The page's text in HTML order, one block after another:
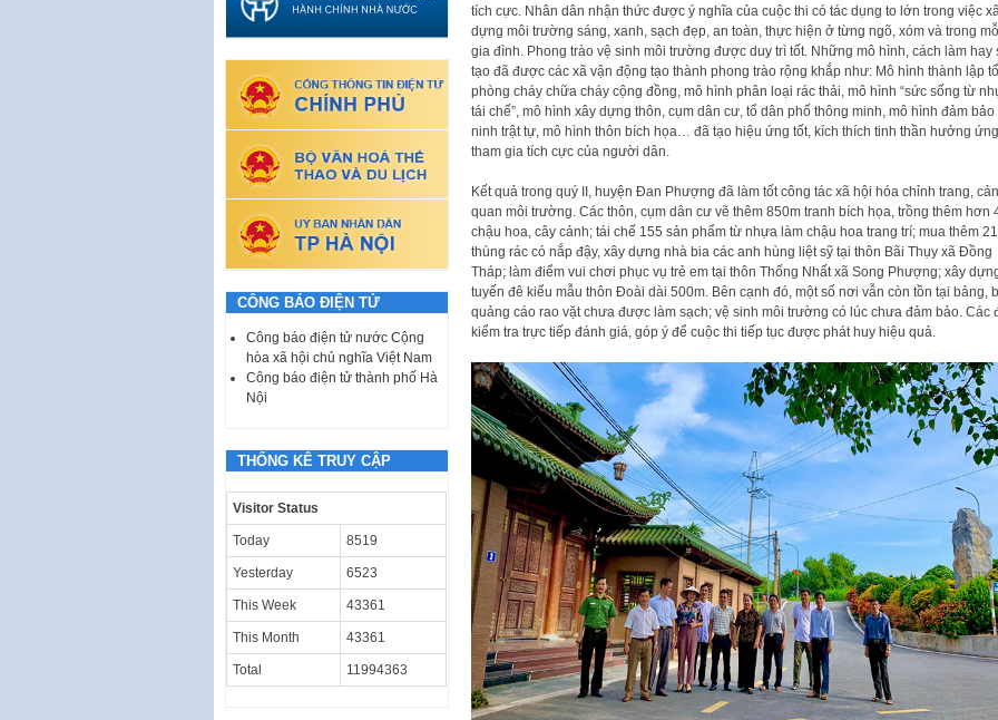
tích cực. Nhân dân nhận thức được ý nghĩa của cuộc thi có tác dụng to lớn trong việc
dựng môi trường sáng, xanh, sạch đẹp, an toàn, thực hiện ở từng ngõ, xóm và trong
gia đình. Phong trào vệ sinh môi trường được duy trì tốt. Những mô hình, cách làm hay
tạo đã được các xã vận động tạo thành phong trào rộng khắp như: Mô hình thành lập tổ
phòng cháy chữa cháy cộng đồng, mô hình phân loại rác thải, mô hình “sức sống từ
tái chế”, mô hình xây dựng thôn, cụm dân cư, tổ dân phố thông minh, mô hình đảm bảo
ninh trật tự, mô hình thôn bích họa… đã tạo hiệu ứng tốt, kích thích tinh thần hưởng ứng,
tham gia tích cực của người dân.
Kết quả trong quý II, huyện Đan Phượng đã làm tốt công tác xã hội hóa chỉnh trang,
quan môi trường. Các thôn, cụm dân cư vẽ thêm 850m tranh bích họa, trồng thêm hơn
chậu hoa, cây cảnh; tái chế 155 sản phẩm từ nhựa làm chậu hoa trang trí; mua thêm
thùng rác có nắp đậy, xây dựng nhà bia các anh hùng liệt sỹ tại thôn Bãi Thụy xã Đồng
Tháp; làm điểm vui chơi phục vụ trẻ em tại thôn Thống Nhất xã Song Phượng; xây
tuyến đê kiểu mẫu thôn Đoài dài 500m. Bên cạnh đó, một số nơi vẫn còn tồn tại bảng,
quảng cáo rao vặt chưa được làm sạch; vệ sinh môi trường có lúc chưa đảm bảo. Các
kiểm tra trực tiếp đánh giá, góp ý để cuộc thi tiếp tục được phát huy hiệu quả.
CÔNG BÁO ĐIỆN TỬ
Công báo điện tử nước Cộng
hòa xã hội chủ nghĩa Việt Nam
Công báo điện tử thành phố Hà
Nội
THỐNG KÊ TRUY CẬP
Visitor Status
Today 8519
Yesterday 6523
This Week 43361
This Month 43361
Total 11994363